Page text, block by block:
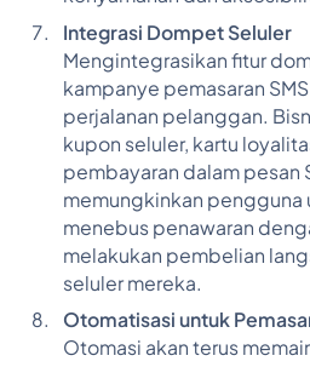
Integrasi Dompet Seluler
Mengintegrasikan fitur
kampanye pemasaran
perjalanan pelanggan.
kupon seluler, kartu
pembayaran dalam pesan
memungkinkan pengguna
menebus penawaran
melakukan pembelian
seluler mereka.
Otomatisasi untuk
Otomasi akan terus